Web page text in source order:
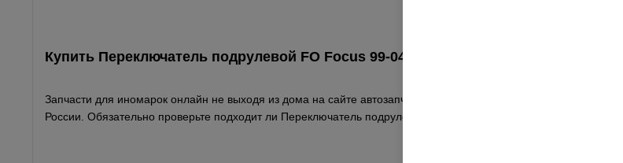
Купить Переключатель подрулевой FO Focus 99-04 KNECHT 000050176010 в
Запчасти для иномарок онлайн не выходя из дома на сайте автозапчастей. Выберите из списка оптимальный
России. Обязательно проверьте подходит ли Переключатель подрулевой FO Focus 99-04 производитель